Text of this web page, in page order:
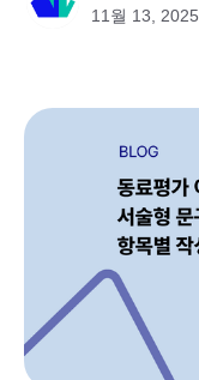
11월 13, 2025